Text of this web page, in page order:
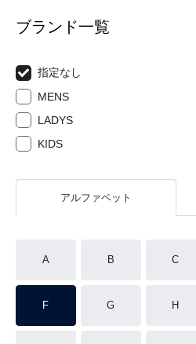
ブランド一覧
指定なし
MENS
LADYS
KIDS
アルファベット
A B C
F G H